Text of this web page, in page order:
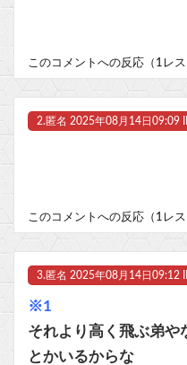
ビットコイン再び1600万
このコメントへの反応（1レス
2. 匿名 2025年08月14日09:09
このコメントへの反応（1レス
3. 匿名 2025年08月14日09:12
※1
それより高く飛ぶ弟や
とかいるからな